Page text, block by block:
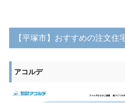
【平塚市】おすすめの注文住
アコルデ